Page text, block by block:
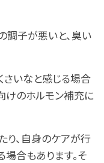
調子が悪いと、臭い
さいなと感じる場合
けのホルモン補充に
り、自身のケアが行
合もあります。そ